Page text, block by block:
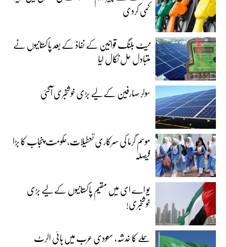
کمی کردی
نیٹ بلنگ قوانین کے نفاذ کے بعد پاکستانیوں نے
متبادل حل نکال لیا
سولر صارفین کے لیے بڑی خوشخبری آگئی
موسم گرما کی سرکاری تعطیلات،حکومت پنجاب کا بڑا
فیصلہ
یو اے ای میں مقیم پاکستانیوں کے لیے بڑی
خوشخبری!
حملے کا خدشہ، سعودی عرب میں ہائی الرٹ